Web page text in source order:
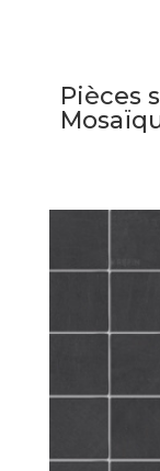
Pièces